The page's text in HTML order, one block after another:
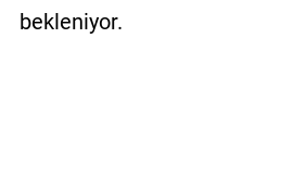
bekleniyor.